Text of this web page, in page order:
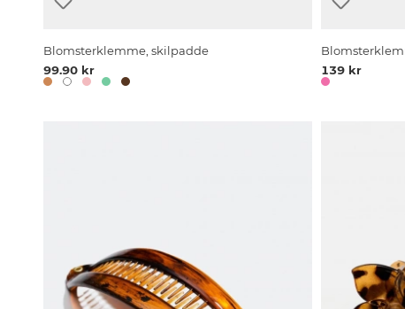
Blomsterklemme, skilpadde
99.90 kr
139 kr